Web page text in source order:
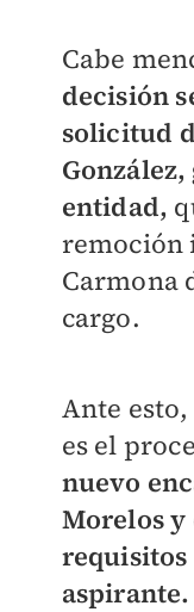
Cabe
decisión
solicitud
entidad,
remoción
Carmona
cargo.
Ante esto,
es el
nuevo
Morelos y
requisitos
aspirante.